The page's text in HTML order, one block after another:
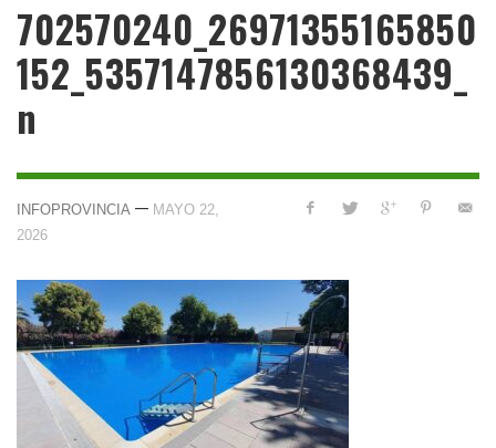
702570240_26971355165850
152_5357147856130368439_
n
INFOPROVINCIA — MAYO 22,
2026